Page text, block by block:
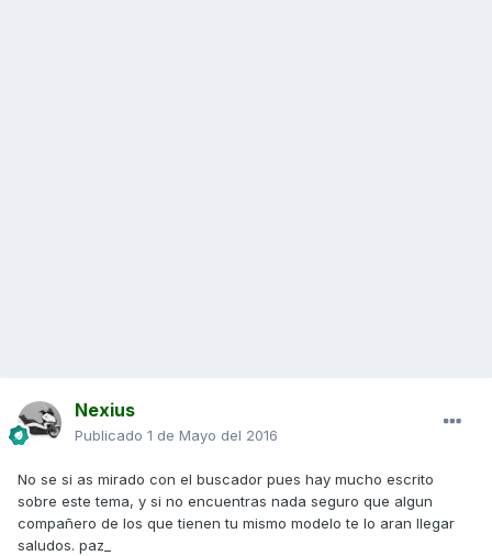
Nexius
Publicado 1 de Mayo del 2016
No se si as mirado con el buscador pues hay mucho escrito
sobre este tema, y si no encuentras nada seguro que algun
compañero de los que tienen tu mismo modelo te lo aran llegar
saludos. paz_